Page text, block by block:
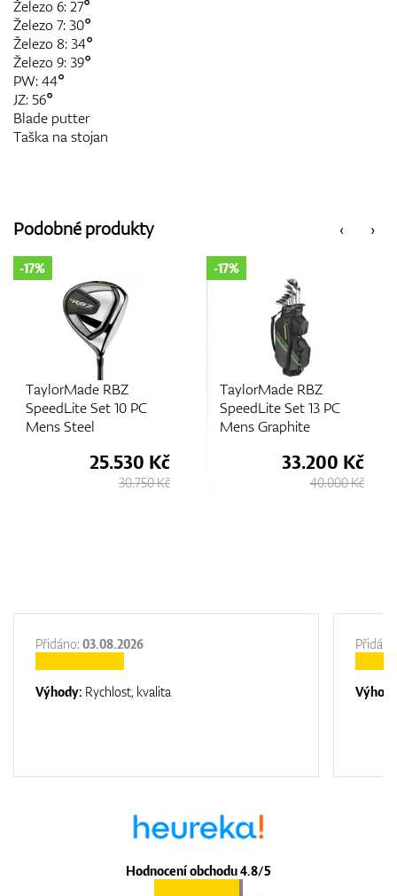
Železo 6: 27°
Železo 7: 30°
Železo 8: 34°
Železo 9: 39°
PW: 44°
JZ: 56°
Blade putter
Taška na stojan
‹
Podobné produkty ›
TaylorMade RBZ
SpeedLite Set 13 PC
Mens Graphite
33.200 Kč
40.000 Kč
Callaway XR Set 13 Pc
Mens Steel
35.180
39.980
Hodnocení obchodu 4.8/5
Přidáno: 03.08.2026
Výhody: Rychlost, kvalita